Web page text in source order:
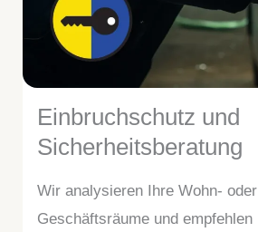
Einbruchschutz und
Sicherheitsberatung
Wir analysieren Ihre Wohn- oder
Geschäftsräume und empfehlen